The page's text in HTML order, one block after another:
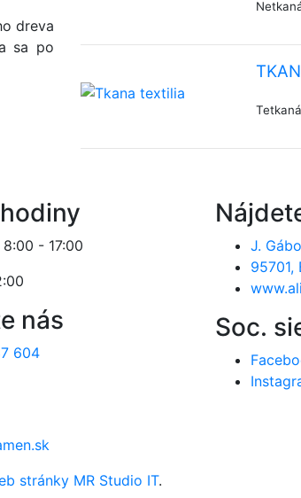
dreva
sa po
T
- 17:00
nás
604
J.
95701,
Soc.
stránky MR Studio IT.